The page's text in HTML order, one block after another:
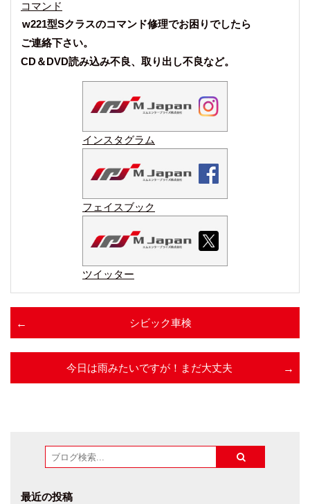
コマンド
w221型Sクラスのコマンド修理でお困りでしたら
ご連絡下さい。
CD＆DVD読み込み不良、取り出し不良など。
インスタグラム
フェイスブック
ツイッター
シビック車検
今日は雨みたいですが！まだ大丈夫
最近の投稿